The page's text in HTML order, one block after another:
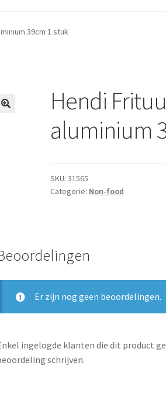
39cm 1 stuk
Hendi
aluminium
SKU:31565
Categorie: Non-food
Er zijn nog geen beoordelingen.
ingelogde klanten die dit product
schrijven.